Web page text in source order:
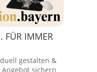
FÜR IMMER
gestalten &
Angebot sichern